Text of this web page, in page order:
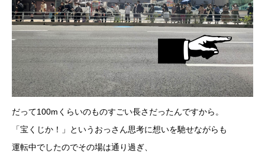
だって100mくらいのものすごい長さだったんですから。
「宝くじか！」というおっさん思考に想いを馳せながらも
運転中でしたのでその場は通り過ぎ、